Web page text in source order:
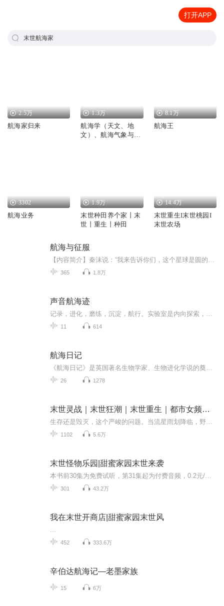
打开APP
末世航海家
2.5万
航海家归来
1.3万
航海学（天文、地
文）、航海气象与海
8.1万
航海王
3302
航海业务
1.9万
末世种田养个家丨末
世丨重生丨种田
14.4万
末世重生I末世桃园I
末世农场
航海与征服
365 1.8万
声音航海迹
11 614
航海日记
26 1278
末世灵战｜末世狂潮｜末世重生｜都市女频｜末世求生
1102 5.6万
末世怪物乐园|甜蜜家园末世来袭
301 43.2万
我在末世开商店|甜蜜家园末世风
452 333.6万
辛伯达航海记—老墨家族
15 6万